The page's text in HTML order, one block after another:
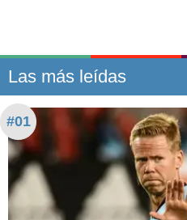
Las más leídas
#01